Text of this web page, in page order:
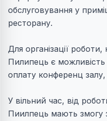
обслуговування у
ресторану.
Для організації
Пилипець є
оплату конференц залу,
У вільний час, від
Пиилпець мають змогу